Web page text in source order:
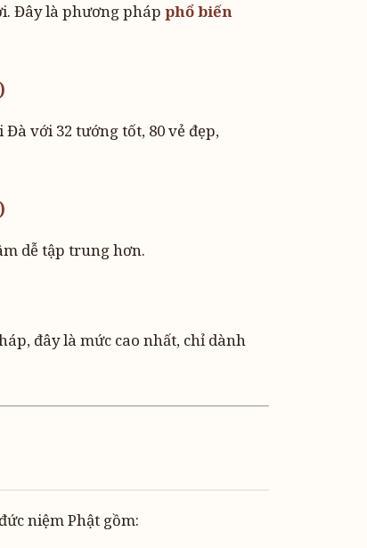
Đây là phương pháp phổ biến
với 32 tướng tốt, 80 vẻ đẹp,
dễ tập trung hơn.
đây là mức cao nhất, chỉ dành
niệm Phật gồm: